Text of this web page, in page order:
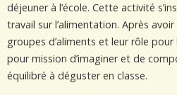
déjeuner à l’école. Cette activité
travail sur l’alimentation. Après
groupes d’aliments et leur rôle
pour mission d’imaginer et de
équilibré à déguster en classe.